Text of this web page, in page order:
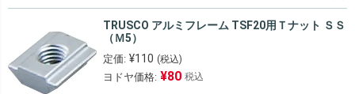
TRUSCO アルミフレーム TSF20用Ｔナット ＳＳ
（Ｍ5）
定価: ¥110 (税込)
ヨドヤ価格: ¥80 税込